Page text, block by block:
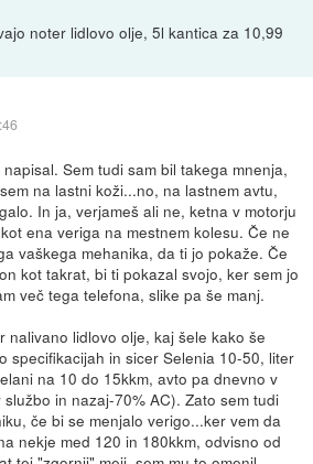
noter lidlovo olje, 5l kantica za 10,99
Sem tudi sam bil takega mnenja,
na lastni koži...no, na lastnem avtu,
In ja, verjameš ali ne, ketna v motorju
ena veriga na mestnem kolesu. Če ne
vaškega mehanika, da ti jo pokaže. Če
kot takrat, bi ti pokazal svojo, ker sem jo
več tega telefona, slike pa še manj.
nalivano lidlovo olje, kaj šele kako še
specifikacijah in sicer Selenia 10-50, liter
na 10 do 15kkm, avto pa dnevno v
in nazaj-70% AC). Zato sem tudi
če bi se menjalo verigo...ker vem da
nekje med 120 in 180kkm, odvisno od